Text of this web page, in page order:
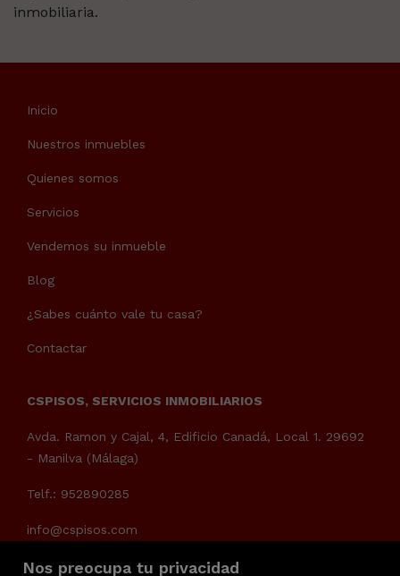
Nos preocupa tu privacidad
inmobiliaria.
Inicio
Nuestros inmuebles
Quienes somos
Servicios
Vendemos su inmueble
Blog
¿Sabes cuánto vale tu casa?
Contactar
CSPISOS, SERVICIOS INMOBILIARIOS
Avda. Ramon y Cajal, 4, Edificio Canadá, Local 1. 29692
- Manilva (Málaga)
Telf.: 952890285
info@cspisos.com